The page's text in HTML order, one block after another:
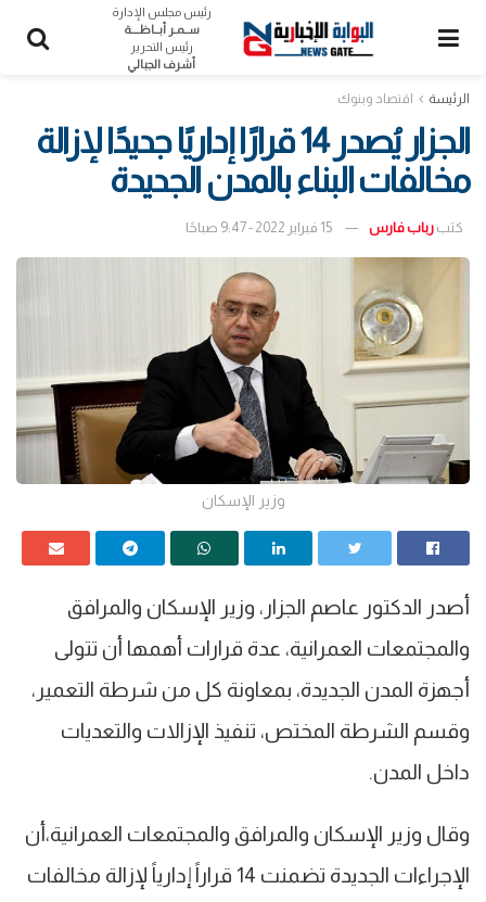
رئيس مجلس الإدارة
ســمـر أبــاظــــة
رئيس التحرير
أشرف الجبالي
الرئيسة اقتصاد وبنوك
الجزار يُصدر 14 قرارًا إداريًا جديدًا لإزالة
مخالفات البناء بالمدن الجديدة
كتب رباب فارس 15 فبراير 2022 - 9:47 صباحًا
وزير الإسكان
أصدر الدكتور عاصم الجزار، وزير الإسكان والمرافق
والمجتمعات العمرانية، عدة قرارات أهمها أن تتولى
أجهزة المدن الجديدة، بمعاونة كل من شرطة التعمير،
وقسم الشرطة المختص، تنفيذ الإزالات والتعديات
داخل المدن.​
وقال وزير الإسكان والمرافق والمجتمعات العمرانية،أن
الإجراءات الجديدة تضمنت 14 قراراً إدارياً لإزالة مخالفات